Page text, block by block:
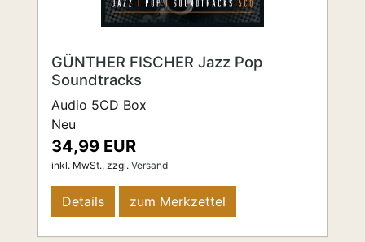
GÜNTHER FISCHER Jazz Pop
Soundtracks
Audio 5CD Box
Neu
34,99 EUR
inkl. MwSt., zzgl. Versand
Details zum Merkzettel